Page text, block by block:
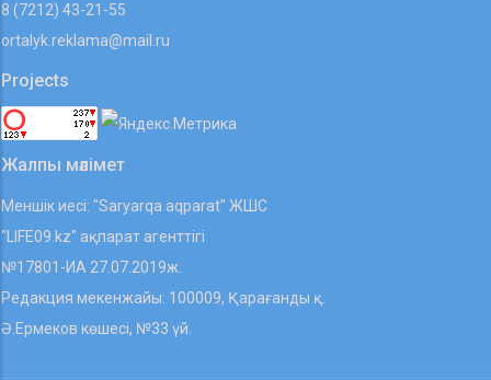
8 (7212) 43-21-55
ortalyk.reklama@mail.ru
Projects
Жалпы мәлімет
Меншік иесі: "Saryarqa aqparat" ЖШС
"LIFE09.kz" ақпарат агенттігі
№17801-ИА 27.07.2019ж.
Редакция мекенжайы: 100009, Қарағанды қ.
Ә.Ермеков көшесі, №33 үй.